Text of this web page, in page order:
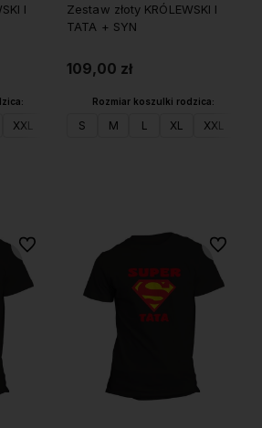
I
XXL
Zestaw złoty KRÓLEWSKI I
TATA + SYN
109,00 zł
Rozmiar koszulki rodzica:
S M L XL XXL
Do ulubionych Do